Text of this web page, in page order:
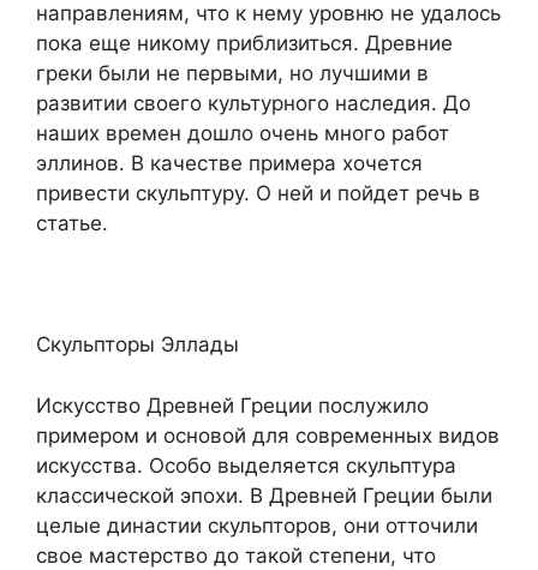
направлениям, что к нему уровню не удалось
пока еще никому приблизиться. Древние
греки были не первыми, но лучшими в
развитии своего культурного наследия. До
наших времен дошло очень много работ
эллинов. В качестве примера хочется
привести скульптуру. О ней и пойдет речь в
статье.
Скульпторы Эллады
Искусство Древней Греции послужило
примером и основой для современных видов
искусства. Особо выделяется скульптура
классической эпохи. В Древней Греции были
целые династии скульпторов, они отточили
свое мастерство до такой степени, что